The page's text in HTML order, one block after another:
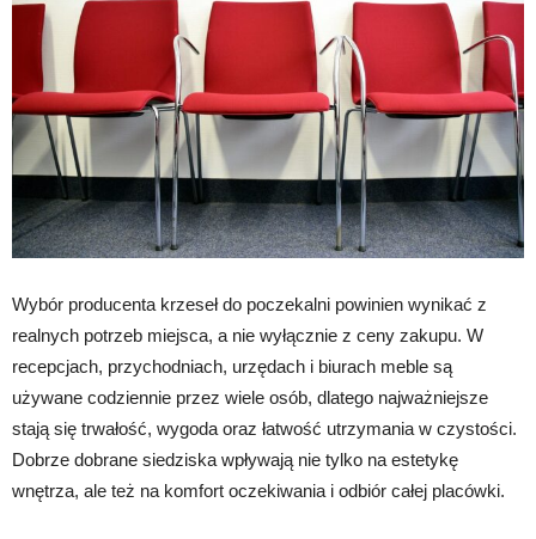
Wybór producenta krzeseł do poczekalni powinien wynikać z
realnych potrzeb miejsca, a nie wyłącznie z ceny zakupu. W
recepcjach, przychodniach, urzędach i biurach meble są
używane codziennie przez wiele osób, dlatego najważniejsze
stają się trwałość, wygoda oraz łatwość utrzymania w czystości.
Dobrze dobrane siedziska wpływają nie tylko na estetykę
wnętrza, ale też na komfort oczekiwania i odbiór całej placówki.